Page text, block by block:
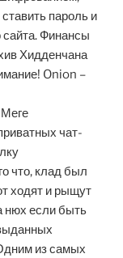
пароль и
сайта. Финансы
Хидденчана
Onion –
чат-
что, клад был
ходят и рыщут
нюх если быть
из самых